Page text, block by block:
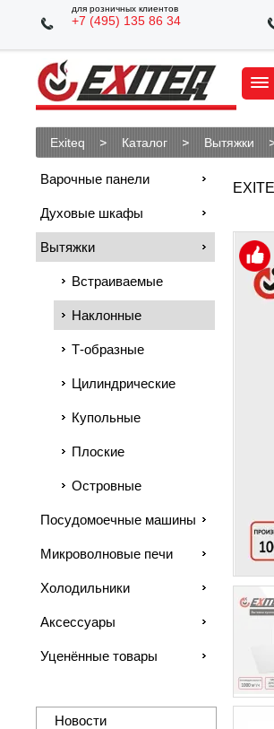
для розничных клиентов
+7 (495) 135 86 34
Exiteq Каталог Вытяжки
Варочные панели
Духовые шкафы
Вытяжки
Встраиваемые
Наклонные
Т-образные
Цилиндрические
Купольные
Плоские
Островные
Посудомоечные машины
Микроволновые печи
Холодильники
Аксессуары
Уценённые товары
Новости